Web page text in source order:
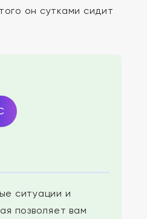
он сутками сидит
ситуации и
позволяет вам